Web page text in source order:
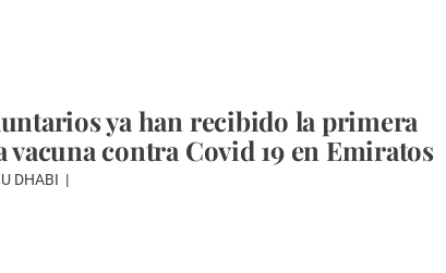
ya han recibido la primera
vacuna contra Covid 19 en Emiratos
DHABI